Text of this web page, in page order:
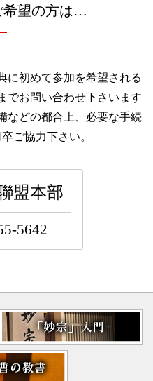
希望の方は…
初めて参加を希望される
でお問い合わせ下さいます
などの都合上、必要な手続
ご協力下さい。
盟本部
5642